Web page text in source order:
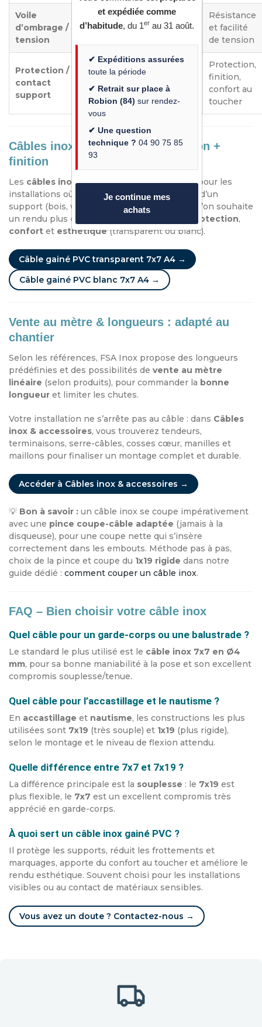
Voile
d’ombrage /
tension
7x7 ou 7x19
3 à 5 mm
selon
Résistance
et facilité
de tension
Protection /
contact
support
7x7 gainé
PVC
gaine
Protection,
finition,
confort au
toucher
Câbles inox gainés PVC : protection +
finition
Les câbles inox gainés PVCsont appréciés pour les
installations où le câble peut être au contact d’un
support (bois, verre, métal peint), ou lorsque l’on souhaite
un rendu plus « design ». La gaine apporte
protection,
confort et esthétique(transparent ou blanc).
Câble gainé PVC transparent 7x7 A4 →
Câble gainé PVC blanc 7x7 A4 →
Vente au mètre & longueurs : adapté au
chantier
Selon les références, FSA Inox propose des longueurs
prédéfinies et des possibilités de vente au mètre
linéaire (selon produits), pour commander la bonne
longueur et limiter les chutes.
Votre installation ne s’arrête pas au câble : dans Câbles
inox & accessoires, vous trouverez tendeurs,
terminaisons, serre-câbles, cosses cœur, manilles et
maillons pour finaliser un montage complet et durable.
Accéder à Câbles inox & accessoires →
💡 Bon à savoir : un câble inox se coupe impérativement
avec une pince coupe-câble adaptée (jamais à la
disqueuse), pour une coupe nette qui s’insère
correctement dans les embouts. Méthode pas à pas,
choix de la pince et coupe du 1x19 rigide dans notre
guide dédié : comment couper un câble inox.
FAQ – Bien choisir votre câble inox
Quel câble pour un garde-corps ou une balustrade ?
Le standard le plus utilisé est le câble inox 7x7 en Ø4
mm, pour sa bonne maniabilité à la pose et son excellent
compromis souplesse/tenue.
Quel câble pour l’accastillage et le nautisme ?
En accastillage et nautisme, les constructions les plus
utilisées sont 7x19 (très souple) et 1x19 (plus rigide),
selon le montage et le niveau de flexion attendu.
Quelle différence entre 7x7 et 7x19 ?
La différence principale est la souplesse : le 7x19 est
plus flexible, le 7x7 est un excellent compromis très
apprécié en garde-corps.
À quoi sert un câble inox gainé PVC ?
Il protège les supports, réduit les frottements et
marquages, apporte du confort au toucher et améliore le
rendu esthétique. Souvent choisi pour les installations
visibles ou au contact de matériaux sensibles.
Vous avez un doute ? Contactez-nous →
et expédiée comme
d’habitude, du 1er au 31 août.
✔ Expéditions assurées
toute la période
✔ Retrait sur place à
Robion (84) sur rendez-
vous
✔ Une question
technique ? 04 90 75 85
93
Je continue mes
achats